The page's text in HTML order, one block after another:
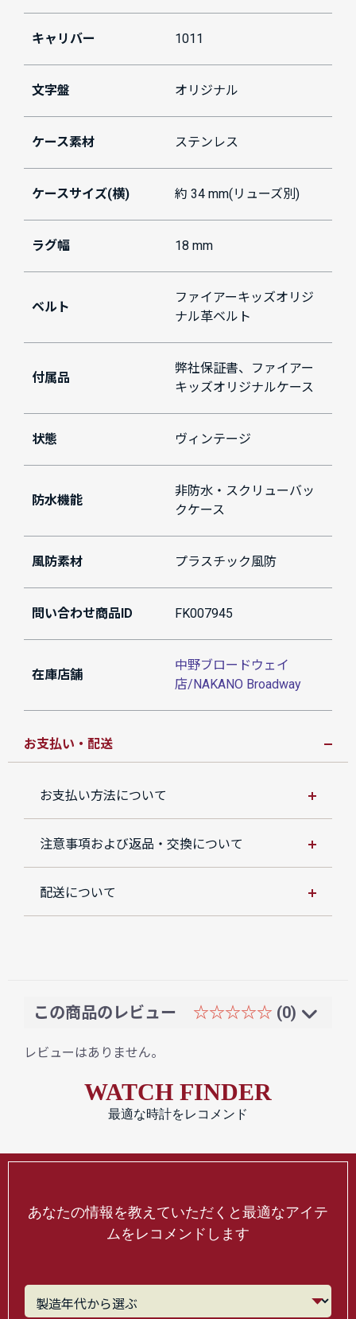
キャリバー 1011
文字盤 オリジナル
ケース素材 ステンレス
ケースサイズ(横) 約 34 mm(リューズ別)
ラグ幅 18 mm
ベルト
ファイアーキッズオリジ
ナル革ベルト
付属品
弊社保証書、ファイアー
キッズオリジナルケース
状態 ヴィンテージ
防水機能
非防水・スクリューバッ
クケース
風防素材 プラスチック風防
問い合わせ商品ID FK007945
在庫店舗
中野ブロードウェイ
店/NAKANO Broadway
お支払い・配送
お支払い方法について
注意事項および返品・交換について
配送について
この商品のレビュー ☆☆☆☆☆ (0)
レビューはありません。
WATCH FINDER
最適な時計をレコメンド
あなたの情報を教えていただくと最適なアイテ
ムをレコメンドします